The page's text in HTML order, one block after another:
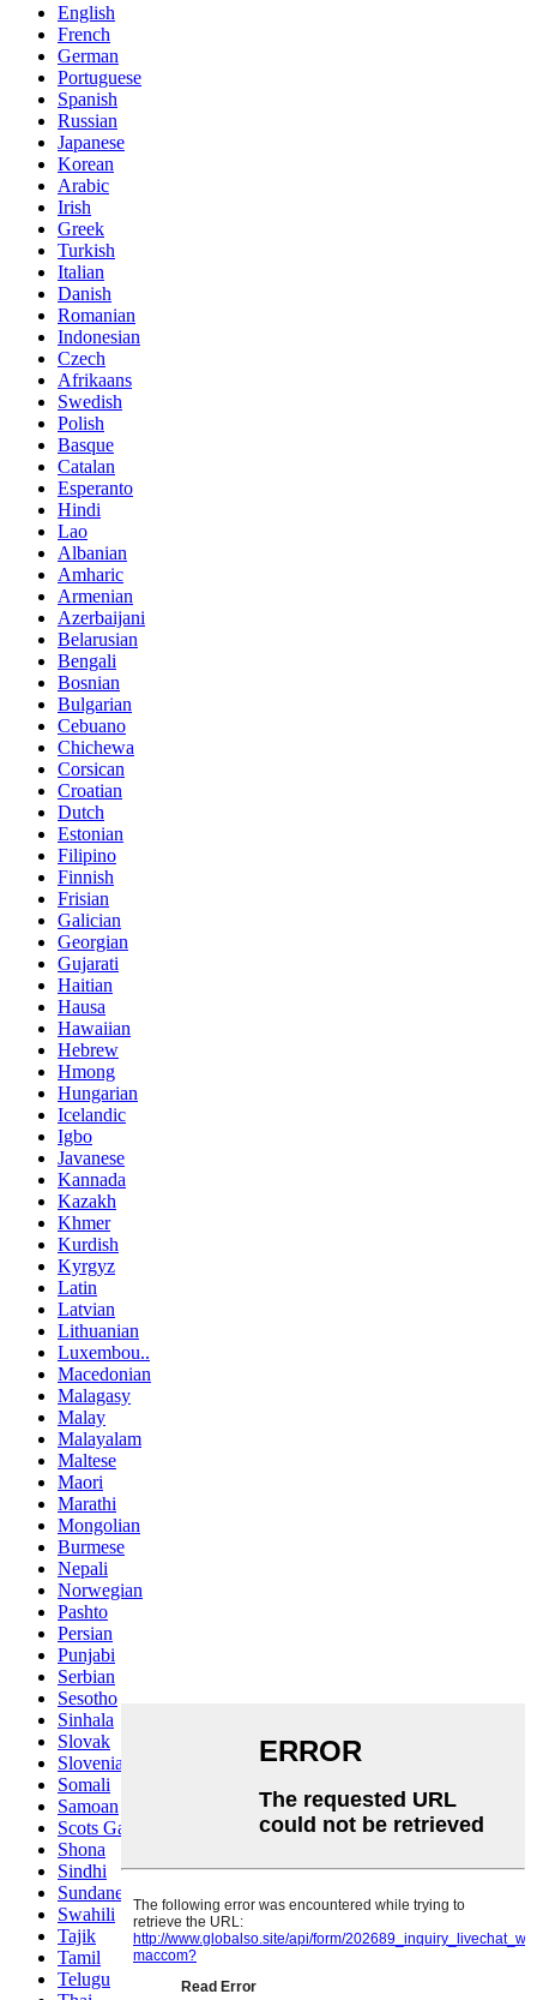
English
French
German
Portuguese
Spanish
Russian
Japanese
Korean
Arabic
Irish
Greek
Turkish
Italian
Danish
Romanian
Indonesian
Czech
Afrikaans
Swedish
Polish
Basque
Catalan
Esperanto
Hindi
Lao
Albanian
Amharic
Armenian
Azerbaijani
Belarusian
Bengali
Bosnian
Bulgarian
Cebuano
Chichewa
Corsican
Croatian
Dutch
Estonian
Filipino
Finnish
Frisian
Galician
Georgian
Gujarati
Haitian
Hausa
Hawaiian
Hebrew
Hmong
Hungarian
Icelandic
Igbo
Javanese
Kannada
Kazakh
Khmer
Kurdish
Kyrgyz
Latin
Latvian
Lithuanian
Luxembou..
Macedonian
Malagasy
Malay
Malayalam
Maltese
Maori
Marathi
Mongolian
Burmese
Nepali
Norwegian
Pashto
Persian
Punjabi
Serbian
Sesotho
Sinhala
Slovak
Slovenian
Somali
Samoan
Scots Gaelic
Shona
Sindhi
Sundanese
Swahili
Tajik
Tamil
Telugu